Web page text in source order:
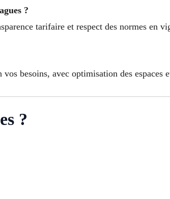
?
tarifaire et respect des normes en
besoins, avec optimisation des espaces
?